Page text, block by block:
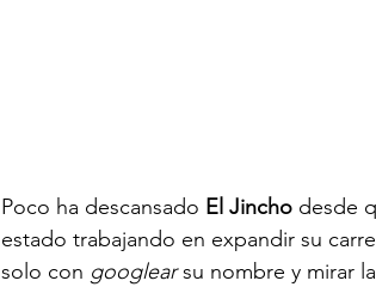
Poco ha descansado El Jincho desde
estado trabajando en expandir su
solo con googlear su nombre y mirar